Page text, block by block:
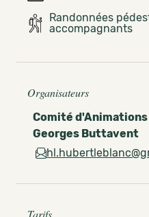
Randonnées
accompagnants
Organisateurs
Comité
Georges Buttavent
Tarifs